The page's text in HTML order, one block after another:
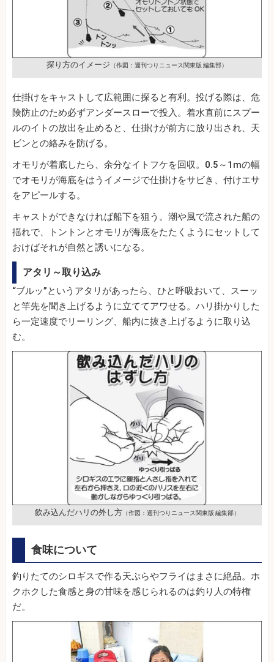
探り方のイメージ （作図：週刊つりニュース関東版 編集部）
仕掛けをキャストして広範囲に探ると有利。投げる際は、危
険防止のため必ずアンダースローで投入。着水直前にスプー
ルのイトの放出を止めると、仕掛けが前方に放り出され、天
ビンとの絡みを防げる。
オモリが着底したら、余分なイトフケを回収。0.5～1mの幅
でオモリが海底をはうイメージで仕掛けをサビき、付けエサ
をアピールする。
キャストができなければ船下を狙う。潮や風で流された船の
揺れで、トントンとオモリが海底をたたくようにセットして
おけばそれが自然と誘いになる。
アタリ～取り込み
“ブルッ”というアタリがあったら、ひと呼吸おいて、スーッ
と竿先を聞き上げるように立ててアワせる。ハリ掛かりした
ら一定速度でリーリング、船内に抜き上げるように取り込
む。
飲み込んだハリの外し方（作図：週刊つりニュース関東版 編集部）
食味について
釣りたてのシロギスで作る天ぷらやフライはまさに絶品。ホ
クホクした食感と身の甘味を感じられるのは釣り人の特権
だ。